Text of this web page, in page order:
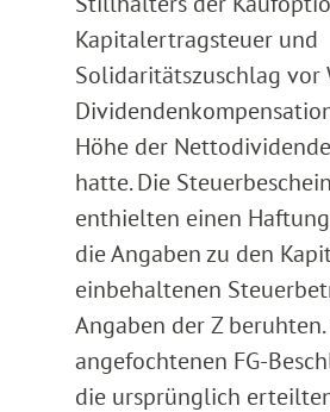
Kapitalertragsteuer und
Solidaritätszuschlag
Höhe der
hatte. Die
enthielten einen
die Angaben zu den
einbehaltenen
Angaben der Z
angefochtenen FG-
die ursprünglich